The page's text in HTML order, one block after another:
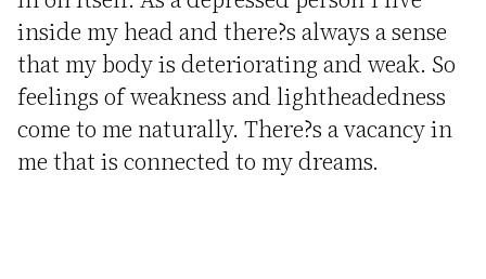
inside my head and there?s always a sense
that my body is deteriorating and weak. So
feelings of weakness and lightheadedness
come to me naturally. There?s a vacancy in
me that is connected to my dreams.